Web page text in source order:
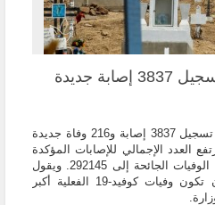
كورونا في المكسيك.. تسجيل 3837 إصابة جديدة
أعلنت وزارة الصحة المكسيكية تسجيل 3837 إصابة و216 وفاة جديدة
العدد الإجمالي للإصابات المؤكدة
إلى ثلاثة ملايين و858831 وعدد الوفيات الجائحة إلى 292145. ويقول
المسؤولون إنه من المرجح أن تكون وفيات كوفيد-19 الفعلية أكبر